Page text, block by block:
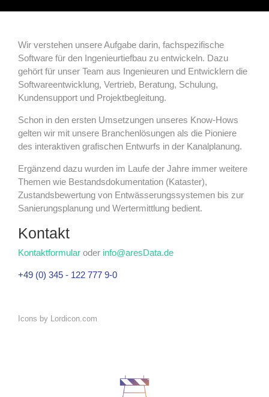
Wir verstehen unsere Aufgabe darin, fachspezifische
Software für den Ingenieurtiefbau zu entwickeln. Dazu
gehört für unser Team aus Ingenieuren und Entwicklern die
Softwareentwicklung, Vertrieb, Beratung, Schulung,
Kundensupport und Projektbegleitung.
Schon in den ersten Umsetzungen unseres Know-Hows
gelten wir mit unsere Branchenlösungen als die Pioniere
des interaktiven grafischen Entwurfs in der Kanalplanung.
Ergänzend dazu wurden im Laufe der Jahre immer weitere
Themen wie Bestandsdokumentation (Kataster),
Zustandsbewertung von Entwässerungssystemen bis zur
Sanierungsplanung und Wertermittlung bedient.
Kontakt
Kontaktformular oder info@aresData.de
+49 (0) 345 - 122 777 9-0
Icons by Lordicon.com